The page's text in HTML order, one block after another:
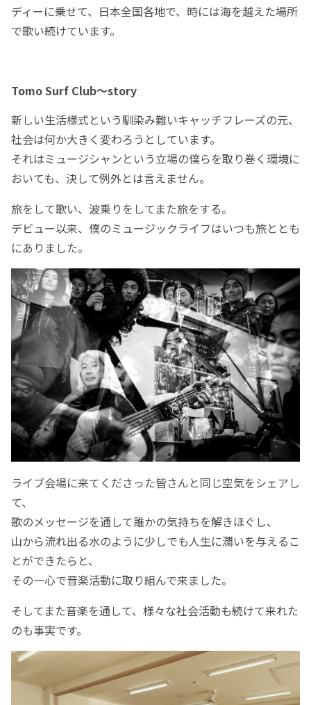
ディーに乗せて、日本全国各地で、時には海を越えた場所
で歌い続けています。
Tomo Surf Club〜story
新しい生活様式という馴染み難いキャッチフレーズの元、
社会は何か大きく変わろうとしています。
それはミュージシャンという立場の僕らを取り巻く環境に
おいても、決して例外とは言えません。
旅をして歌い、波乗りをしてまた旅をする。
デビュー以来、僕のミュージックライフはいつも旅ととも
にありました。
ライブ会場に来てくださった皆さんと同じ空気をシェアし
て、
歌のメッセージを通して誰かの気持ちを解きほぐし、
山から流れ出る水のように少しでも人生に潤いを与えるこ
とができたらと、
その一心で音楽活動に取り組んで来ました。
そしてまた音楽を通して、様々な社会活動も続けて来れた
のも事実です。